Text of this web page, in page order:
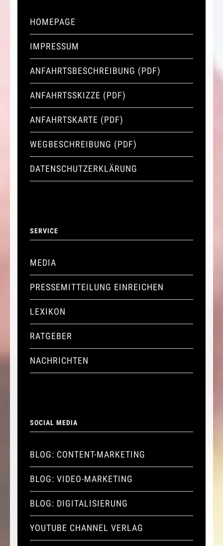
HOMEPAGE
IMPRESSUM
ANFAHRTSBESCHREIBUNG (PDF)
ANFAHRTSSKIZZE (PDF)
ANFAHRTSKARTE (PDF)
WEGBESCHREIBUNG (PDF)
DATENSCHUTZERKLÄRUNG
SERVICE
MEDIA
PRESSEMITTEILUNG EINREICHEN
LEXIKON
RATGEBER
NACHRICHTEN
SOCIAL MEDIA
BLOG: CONTENT-MARKETING
BLOG: VIDEO-MARKETING
BLOG: DIGITALISIERUNG
YOUTUBE CHANNEL VERLAG